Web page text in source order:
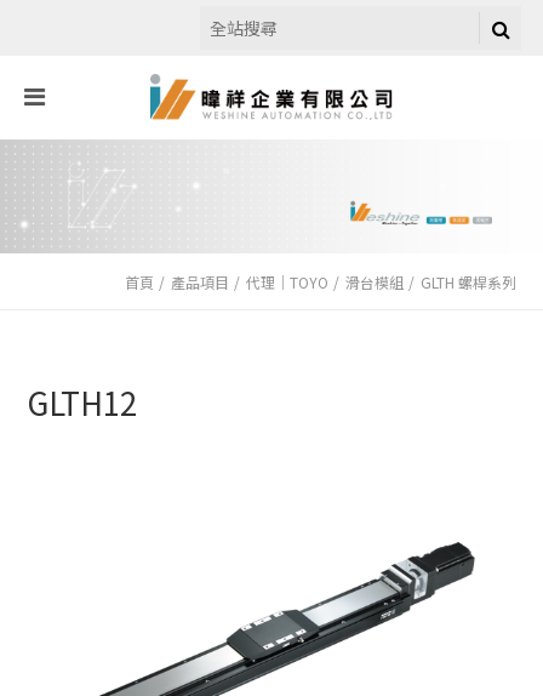
首頁 產品項目 代理｜TOYO 滑台模組 GLTH 螺桿系列
GLTH12